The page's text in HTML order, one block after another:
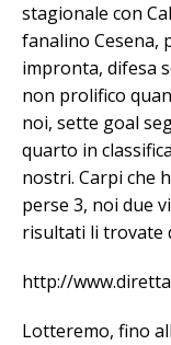
stagionale con
fanalino Cesena,
impronta, difesa
non prolifico
noi, sette goal
quarto in
nostri. Carpi che
perse 3, noi due
risultati li trovate
http://
Lotteremo, fino